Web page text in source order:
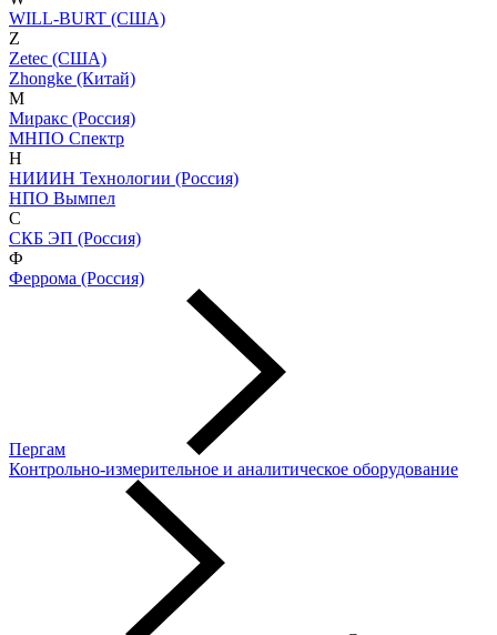
WILL-BURT (США)
Z
Zetec (США)
Zhongke (Китай)
М
Миракс (Россия)
МНПО Спектр
Н
НИИИН Технологии (Россия)
НПО Вымпел
С
СКБ ЭП (Россия)
Ф
Феррома (Россия)
Пергам
Контрольно-измерительное и аналитическое оборудование